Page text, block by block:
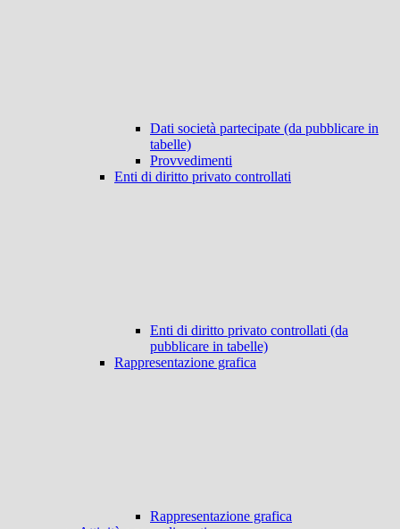
Dati società partecipate (da pubblicare in
tabelle)
Provvedimenti
Enti di diritto privato controllati
Enti di diritto privato controllati (da
pubblicare in tabelle)
Rappresentazione grafica
Rappresentazione grafica